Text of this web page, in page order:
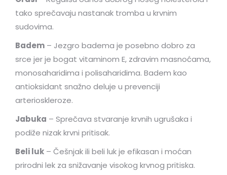
tako sprečavaju nastanak tromba u krvnim
sudovima.
Badem – Jezgro badema je posebno dobro za
srce jer je bogat vitaminom E, zdravim masnoćama,
monosaharidima i polisaharidima. Badem kao
antioksidant snažno deluje u prevenciji
arterioskleroze.
Jabuka – Sprečava stvaranje krvnih ugrušaka i
podiže nizak krvni pritisak.
Beli luk – Češnjak ili beli luk je efikasan i moćan
prirodni lek za snižavanje visokog krvnog pritiska.